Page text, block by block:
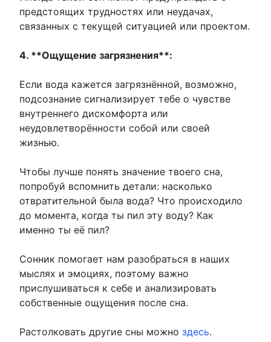
предстоящих трудностях или неудачах,
связанных с текущей ситуацией или проектом.
4. **Ощущение загрязнения**:
Если вода кажется загрязнённой, возможно,
подсознание сигнализирует тебе о чувстве
внутреннего дискомфорта или
неудовлетворённости собой или своей
жизнью.
Чтобы лучше понять значение твоего сна,
попробуй вспомнить детали: насколько
отвратительной была вода? Что происходило
до момента, когда ты пил эту воду? Как
именно ты её пил?
Сонник помогает нам разобраться в наших
мыслях и эмоциях, поэтому важно
прислушиваться к себе и анализировать
собственные ощущения после сна.
Растолковать другие сны можно здесь.